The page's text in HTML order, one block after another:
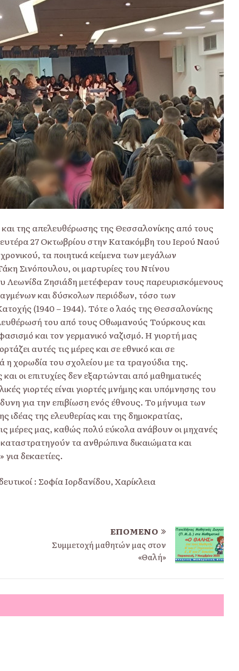
και της απελευθέρωσης της Θεσσαλονίκης από τους
27 Οκτωβρίου στην Κατακόμβη του Ιερού Ναού
τα ποιητικά κείμενα των μεγάλων
Σινόπουλου, οι μαρτυρίες του Ντίνου
Λεωνίδα Ζησιάδη μετέφεραν τους παρευρισκόμενους
και δύσκολων περιόδων, τόσο των
(1940 – 1944). Τότε ο λαός της Θεσσαλονίκης
του από τους Οθωμανούς Τούρκους και
και τον γερμανικό ναζισμό. Η γιορτή μας
αυτές τις μέρες και σε εθνικό και σε
η χορωδία του σχολείου με τα τραγούδια της.
οι επιτυχίες δεν εξαρτώνται από μαθηματικές
γιορτές είναι γιορτές μνήμης και υπόμνησης του
για την επιβίωση ενός έθνους. Το μήνυμα των
ιδέας της ελευθερίας και της δημοκρατίας,
μέρες μας, καθώς πολύ εύκολα ανάβουν οι μηχανές
τα ανθρώπινα δικαιώματα και
δεκαετίες.
: Σοφία Ιορδανίδου, Χαρίκλεια
ΕΠΌΜΕΝΟ
Συμμετοχή μαθητών μας στον
«Θαλή»